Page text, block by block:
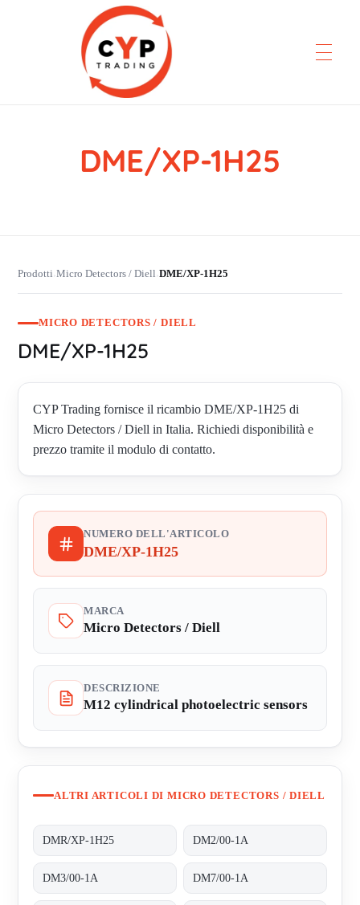
CYP Trading
Professionelle Ersatzteilbeschaffung
DME/XP-1H25
Prodotti›Micro Detectors / Diell›DME/XP-1H25
MICRO DETECTORS / DIELL
DME/XP-1H25
CYP Trading fornisce il ricambio DME/XP-1H25 di
Micro Detectors / Diell in Italia. Richiedi disponibilità e
prezzo tramite il modulo di contatto.
NUMERO DELL'ARTICOLO
DME/XP-1H25
MARCA
Micro Detectors / Diell
DESCRIZIONE
M12 cylindrical photoelectric sensors
ALTRI ARTICOLI DI MICRO DETECTORS / DIELL
DMR/XP-1H25 DM2/00-1A
DM3/00-1A DM7/00-1A